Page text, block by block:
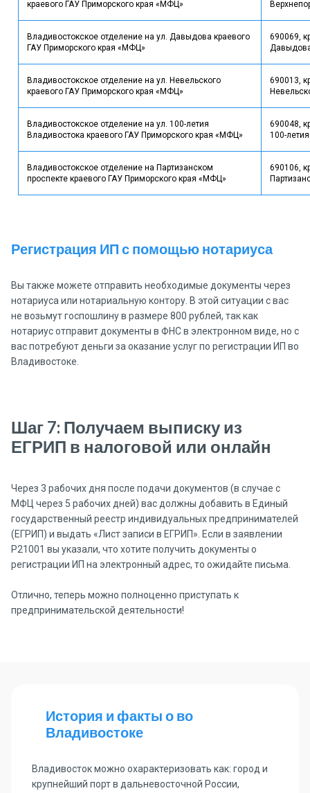
краевого ГАУ Приморского края «МФЦ»
Владивостокское отделение на ул. Давыдова краевого
ГАУ Приморского края «МФЦ»
690069,
Владивостокское отделение на ул. Невельского
краевого ГАУ Приморского края «МФЦ»
690013,
Владивостокское отделение на ул. 100-летия
Владивостока краевого ГАУ Приморского края «МФЦ»
690048,
100-
Владивостокское отделение на Партизанском
проспекте краевого ГАУ Приморского края «МФЦ»
690106,
Регистрация ИП с помощью нотариуса
Вы также можете отправить необходимые документы через
нотариуса или нотариальную контору. В этой ситуации с вас
не возьмут госпошлину в размере 800 рублей, так как
нотариус отправит документы в ФНС в электронном виде, но с
вас потребуют деньги за оказание услуг по регистрации ИП во
Владивостоке.
Шаг 7: Получаем выписку из
ЕГРИП в налоговой или онлайн
Через 3 рабочих дня после подачи документов (в случае с
МФЦ через 5 рабочих дней) вас должны добавить в Единый
государственный реестр индивидуальных предпринимателей
(ЕГРИП) и выдать «Лист записи в ЕГРИП». Если в заявлении
P21001 вы указали, что хотите получить документы о
регистрации ИП на электронный адрес, то ожидайте письма.
Отлично, теперь можно полноценно приступать к
предпринимательской деятельности!
История и факты о во
Владивостоке
Владивосток можно охарактеризовать как: город и
крупнейший порт в дальневосточной России,